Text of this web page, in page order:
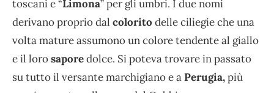
toscani e “Limona” per gli umbri. I due nomi
derivano proprio dal colorito delle ciliegie che una
volta mature assumono un colore tendente al giallo
e il lorosaporedolce. Si poteva trovare in passato
su tutto il versante marchigiano e aPerugia,più